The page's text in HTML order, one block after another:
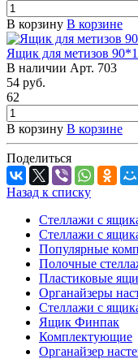
В корзину В корзине
Ящик для метизов
В наличии Арт. 703
54 руб.
62
В корзину В корзине
Поделиться
Назад к списку
Стеллажи с
Стеллажи с
Популярные
Полочные
Пластиковые
Органайзеры
Стеллажи с
Ящик Финпак
Комплектующие
Органайзер